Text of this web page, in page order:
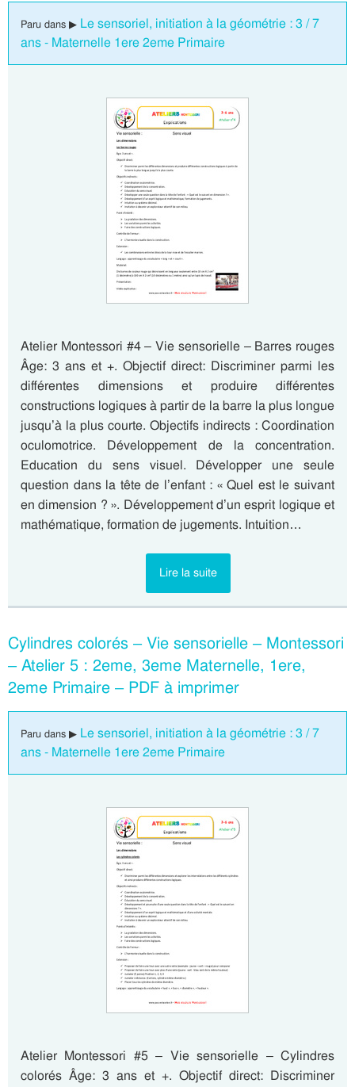
Paru dans ▶ Le sensoriel, initiation à la géométrie : 3 / 7
ans - Maternelle 1ere 2eme Primaire
Atelier Montessori #4 – Vie sensorielle – Barres rouges
Âge: 3 ans et +. Objectif direct: Discriminer parmi les
différentes dimensions et produire différentes
constructions logiques à partir de la barre la plus longue
jusqu’à la plus courte. Objectifs indirects : Coordination
oculomotrice. Développement de la concentration.
Education du sens visuel. Développer une seule
question dans la tête de l’enfant : « Quel est le suivant
en dimension ? ». Développement d’un esprit logique et
mathématique, formation de jugements. Intuition…
Lire la suite
Cylindres colorés – Vie sensorielle – Montessori
– Atelier 5 : 2eme, 3eme Maternelle, 1ere,
2eme Primaire – PDF à imprimer
Paru dans ▶ Le sensoriel, initiation à la géométrie : 3 / 7
ans - Maternelle 1ere 2eme Primaire
Atelier Montessori #5 – Vie sensorielle – Cylindres
colorés Âge: 3 ans et +. Objectif direct: Discriminer